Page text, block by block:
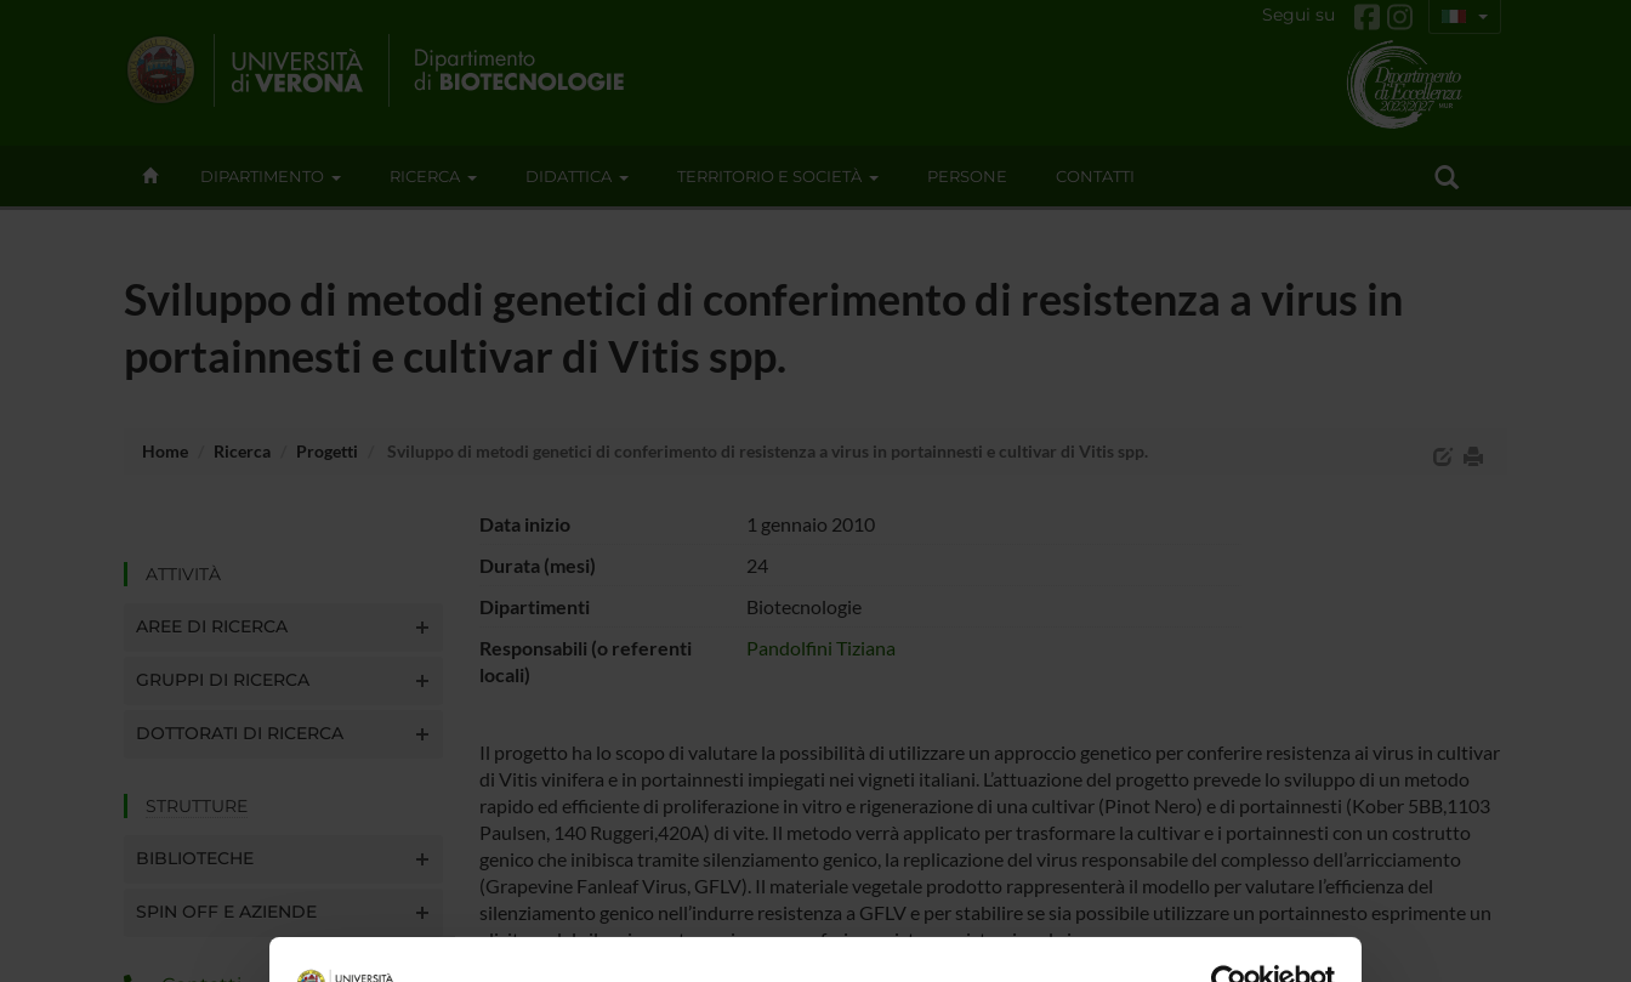
Segui su
DIPARTIMENTO RICERCA DIDATTICA TERRITORIO E SOCIETÀ PERSONE CONTATTI
Sviluppo di metodi genetici di conferimento di resistenza a virus in
portainnesti e cultivar di Vitis spp.
Home Ricerca Progetti Sviluppo di metodi genetici di conferimento di resistenza a virus in portainnesti e cultivar di Vitis spp.
ATTIVITÀ
AREE DI RICERCA
GRUPPI DI RICERCA
DOTTORATI DI RICERCA
STRUTTURE
BIBLIOTECHE
SPIN OFF E AZIENDE
Data inizio
1 gennaio 2010
Durata (mesi)
24
Dipartimenti
Biotecnologie
Responsabili (o referenti
locali)
Pandolfini Tiziana
Il progetto ha lo scopo di valutare la possibilità di utilizzare un approccio genetico per conferire resistenza ai virus in cultivar
di Vitis vinifera e in portainnesti impiegati nei vigneti italiani. L’attuazione del progetto prevede lo sviluppo di un metodo
rapido ed efficiente di proliferazione in vitro e rigenerazione di una cultivar (Pinot Nero) e di portainnesti (Kober 5BB,1103
Paulsen, 140 Ruggeri,420A) di vite. Il metodo verrà applicato per trasformare la cultivar e i portainnesti con un costrutto
genico che inibisca tramite silenziamento genico, la replicazione del virus responsabile del complesso dell’arricciamento
(Grapevine Fanleaf Virus, GFLV). Il materiale vegetale prodotto rappresenterà il modello per valutare l’efficienza del
silenziamento genico nell’indurre resistenza a GFLV e per stabilire se sia possibile utilizzare un portainnesto esprimente un
elicitore del silenziamento genico per conferire resistenza sistemica al virus.